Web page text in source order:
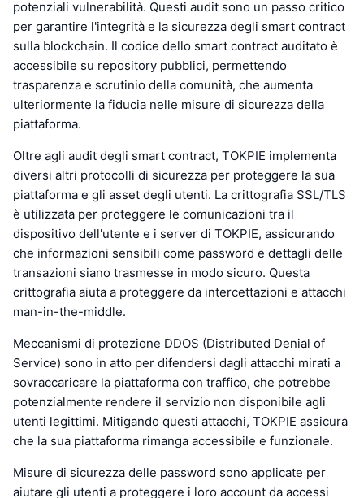
potenziali vulnerabilità. Questi audit sono un passo critico
per garantire l'integrità e la sicurezza degli smart contract
sulla blockchain. Il codice dello smart contract auditato è
accessibile su repository pubblici, permettendo
trasparenza e scrutinio della comunità, che aumenta
ulteriormente la fiducia nelle misure di sicurezza della
piattaforma.
Oltre agli audit degli smart contract, TOKPIE implementa
diversi altri protocolli di sicurezza per proteggere la sua
piattaforma e gli asset degli utenti. La crittografia SSL/TLS
è utilizzata per proteggere le comunicazioni tra il
dispositivo dell'utente e i server di TOKPIE, assicurando
che informazioni sensibili come password e dettagli delle
transazioni siano trasmesse in modo sicuro. Questa
crittografia aiuta a proteggere da intercettazioni e attacchi
man-in-the-middle.
Meccanismi di protezione DDOS (Distributed Denial of
Service) sono in atto per difendersi dagli attacchi mirati a
sovraccaricare la piattaforma con traffico, che potrebbe
potenzialmente rendere il servizio non disponibile agli
utenti legittimi. Mitigando questi attacchi, TOKPIE assicura
che la sua piattaforma rimanga accessibile e funzionale.
Misure di sicurezza delle password sono applicate per
aiutare gli utenti a proteggere i loro account da accessi